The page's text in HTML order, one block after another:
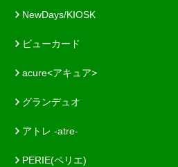
NewDays/KIOSK
ビューカード
acure<アキュア>
グランデュオ
アトレ -atre-
PERIE(ペリエ)